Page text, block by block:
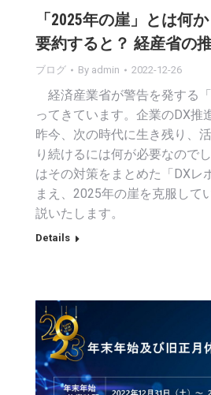
「2025年の崖」とは何
要約すると？ 経産省の
ブログ By admin 2022-12-26
経済産業省が警告を発する
ってきています。企業のDX推
昨今、次の時代に生き残り、
り続けるには何が必要なので
はその対策をまとめた「DXレ
まえ、2025年の崖を克服して
説いたします。
Details